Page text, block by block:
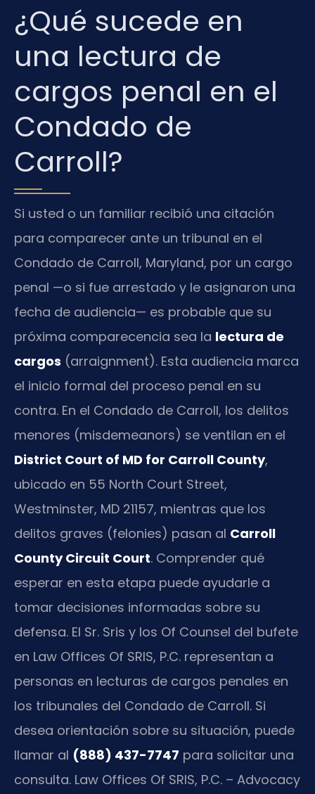
¿Qué sucede en
una lectura de
cargos penal en el
Condado de
Carroll?
Si usted o un familiar recibió una citación
para comparecer ante un tribunal en el
Condado de Carroll, Maryland, por un cargo
penal —o si fue arrestado y le asignaron una
fecha de audiencia— es probable que su
próxima comparecencia sea la lectura de
cargos (arraignment). Esta audiencia marca
el inicio formal del proceso penal en su
contra. En el Condado de Carroll, los delitos
menores (misdemeanors) se ventilan en el
District Court of MD for Carroll County,
ubicado en 55 North Court Street,
Westminster, MD 21157, mientras que los
delitos graves (felonies) pasan al Carroll
County Circuit Court. Comprender qué
esperar en esta etapa puede ayudarle a
tomar decisiones informadas sobre su
defensa. El Sr. Sris y los Of Counsel del bufete
en Law Offices Of SRIS, P.C. representan a
personas en lecturas de cargos penales en
los tribunales del Condado de Carroll. Si
desea orientación sobre su situación, puede
llamar al (888) 437-7747 para solicitar una
consulta. Law Offices Of SRIS, P.C. – Advocacy